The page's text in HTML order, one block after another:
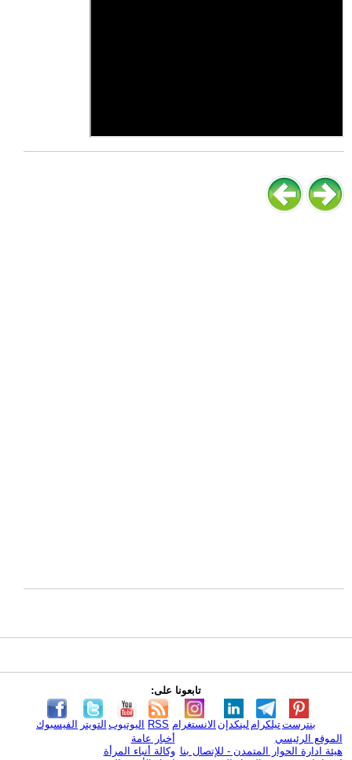
تابعونا على:
الفيسبوك التويتر اليوتيوب RSS الانستغرام لينكدإن تيلكرامبنترست
الموقع الرئيسي
هيئة ادارة الحوار المتمدن - للإتصال بنا
أخبار عامة
وكالة أنباء المرأة